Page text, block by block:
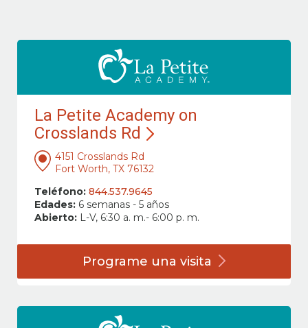
La Petite Academy on
Crosslands Rd
4151 Crosslands Rd
Fort Worth, TX 76132
Teléfono: 844.537.9645
Edades: 6 semanas - 5 años
Abierto: L-V, 6:30 a. m.- 6:00 p. m.
Programe una visita